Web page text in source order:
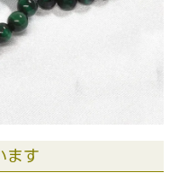
ます